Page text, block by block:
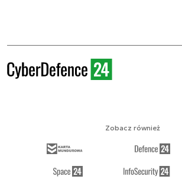
Zobacz również